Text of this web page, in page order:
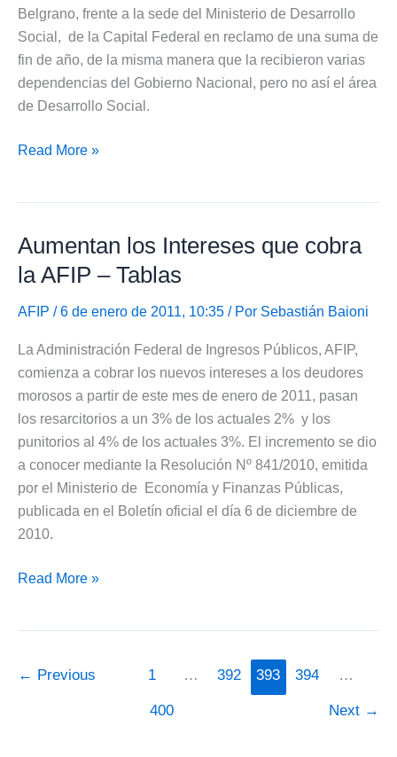
Belgrano, frente a la sede del Ministerio de Desarrollo
Social, de la Capital Federal en reclamo de una suma de
fin de año, de la misma manera que la recibieron varias
dependencias del Gobierno Nacional, pero no así el área
de Desarrollo Social.
Reclamo
de
Fin
de
año
Read More »
Aumentan los Intereses que cobra
la AFIP – Tablas
AFIP / 6 de enero de 2011, 10:35 / Por Sebastián Baioni
La Administración Federal de Ingresos Públicos, AFIP,
comienza a cobrar los nuevos intereses a los deudores
morosos a partir de este mes de enero de 2011, pasan
los resarcitorios a un 3% de los actuales 2% y los
punitorios al 4% de los actuales 3%. El incremento se dio
a conocer mediante la Resolución Nº 841/2010, emitida
por el Ministerio de Economía y Finanzas Públicas,
publicada en el Boletín oficial el día 6 de diciembre de
2010.
Aumentan
cobra
Read More »
← Previous 1 … 392 393 394 …
400 Next →